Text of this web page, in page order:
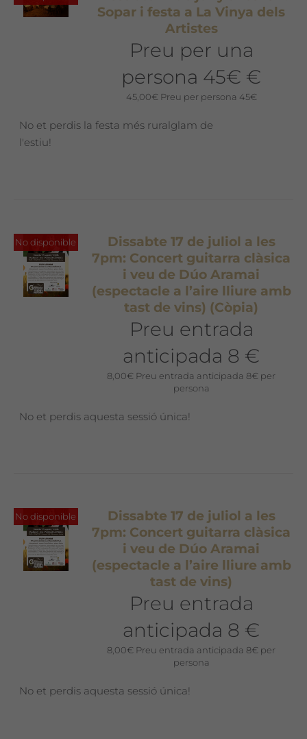
Sopar i festa a La Vinya dels
Artistes
Preu per una
persona 45€ €
45,00€ Preu per persona 45€
No et perdis la festa més ruralglam de
l'estiu!
No disponible
Dissabte 17 de juliol a les
7pm: Concert guitarra clàsica
i veu de Dúo Aramai
(espectacle a l’aire lliure amb
tast de vins) (Còpia)
Preu entrada
anticipada 8 €
8,00€ Preu entrada anticipada 8€ per
persona
No et perdis aquesta sessió única!
No disponible
Dissabte 17 de juliol a les
7pm: Concert guitarra clàsica
i veu de Dúo Aramai
(espectacle a l’aire lliure amb
tast de vins)
Preu entrada
anticipada 8 €
8,00€ Preu entrada anticipada 8€ per
persona
No et perdis aquesta sessió única!